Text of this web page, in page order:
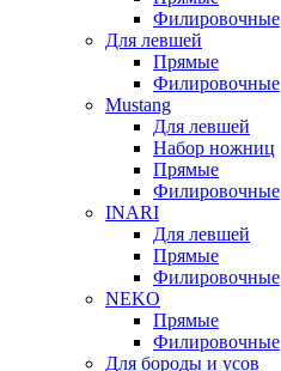
Филировочные
Для левшей
Прямые
Филировочные
Mustang
Для левшей
Набор ножниц
Прямые
Филировочные
INARI
Для левшей
Прямые
Филировочные
NEKO
Прямые
Филировочные
Для бороды и усов